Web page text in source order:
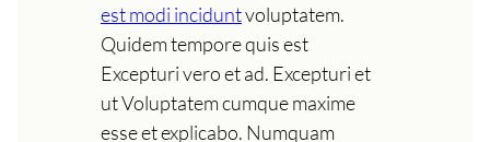
est modi inciduntvoluptatem.
Quidem tempore quis est
Excepturi vero et ad. Excepturi et
ut Voluptatem cumque maxime
esse et explicabo. Numquam